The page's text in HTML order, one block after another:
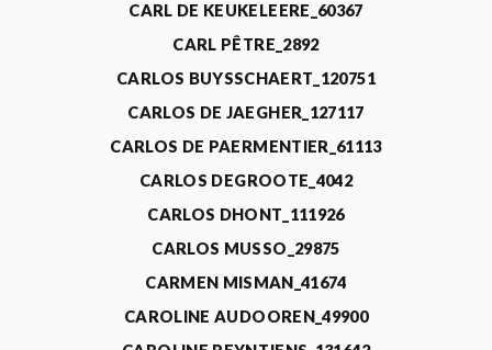
CARL DE KEUKELEERE_60367
CARL PÊTRE_2892
CARLOS BUYSSCHAERT_120751
CARLOS DE JAEGHER_127117
CARLOS DE PAERMENTIER_61113
CARLOS DEGROOTE_4042
CARLOS DHONT_111926
CARLOS MUSSO_29875
CARMEN MISMAN_41674
CAROLINE AUDOOREN_49900